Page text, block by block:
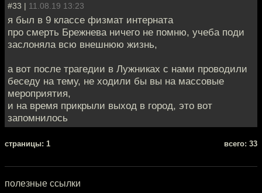
#33 | 11.08.19 13:23
я был в 9 классе физмат интерната
про смерть Брежнева ничего не помню, учеба поди
заслоняла всю внешнюю жизнь,
а вот после трагедии в Лужниках с нами проводили
беседу на тему, не ходили бы вы на массовые
мероприятия,
и на время прикрыли выход в город, это вот
запомнилось
cтраницы: 1 всего: 33
полезные ссылки